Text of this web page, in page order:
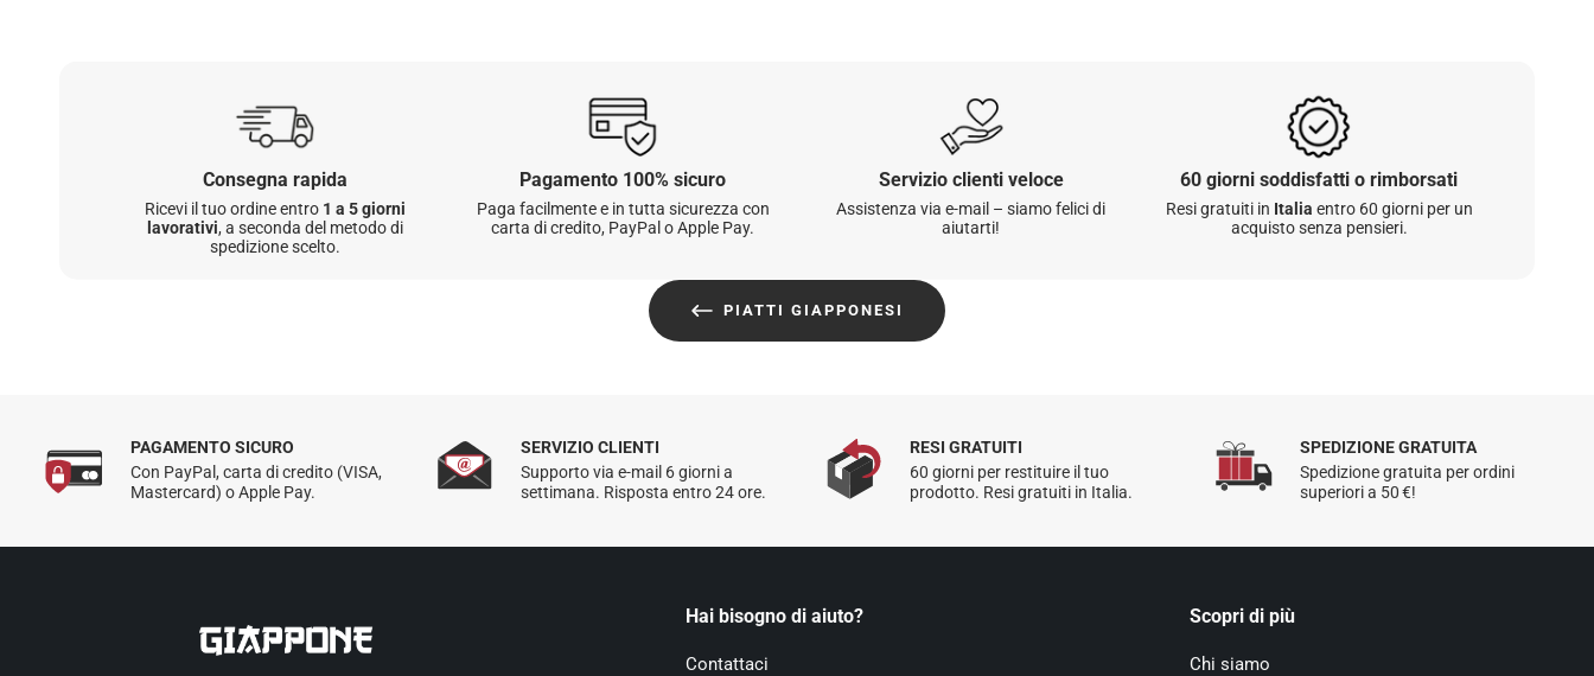
Per maggiori dettagli sulla spedizione,
hai 60 giorni dalla ricezione dell’ordine per
Per maggiori informazioni, consulta la nostra
Consegna rapida
Ricevi il tuo ordine entro 1 a 5 giorni
lavorativi, a seconda del metodo di
spedizione scelto.
Pagamento 100% sicuro
Paga facilmente e in tutta sicurezza con
carta di credito, PayPal o Apple Pay.
Servizio clienti veloce
Assistenza via e-mail – siamo felici di
aiutarti!
60 giorni soddisfatti o rimborsati
Resi gratuiti in Italia entro 60 giorni per un
acquisto senza pensieri.
PIATTI GIAPPONESI
PAGAMENTO SICURO
Con PayPal, carta di credito (VISA,
Mastercard) o Apple Pay.
SERVIZIO CLIENTI
Supporto via e-mail 6 giorni a
settimana. Risposta entro 24 ore.
RESI GRATUITI
60 giorni per restituire il tuo
prodotto. Resi gratuiti in Italia.
SPEDIZIONE GRATUITA
Spedizione gratuita per ordini
superiori a 50 €!
Hai bisogno di aiuto?
Contattaci
Scopri di più
Chi siamo